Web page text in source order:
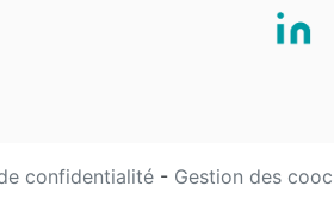
confidentialité - Gestion des